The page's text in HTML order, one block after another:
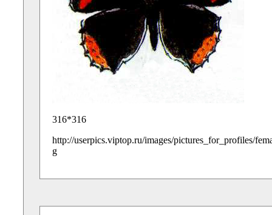
316*316
http://userpics.viptop.ru/images/pictures_for_profiles/
g